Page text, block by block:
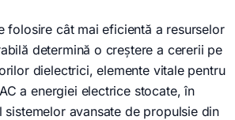
folosire cât mai eficientă a resurselor
determină o creștere a cererii pe
dielectrici, elemente vitale pentru
a energiei electrice stocate, în
sistemelor avansate de propulsie din